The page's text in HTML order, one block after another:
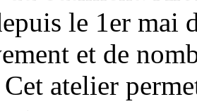
le 1er mai
et de
Cet atelier